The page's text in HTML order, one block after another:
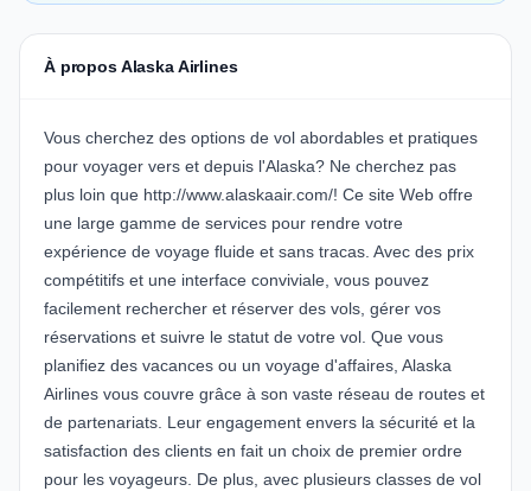
À propos Alaska Airlines
Vous cherchez des options de vol abordables et pratiques
pour voyager vers et depuis l'Alaska? Ne cherchez pas
plus loin que http://www.alaskaair.com/! Ce site Web offre
une large gamme de services pour rendre votre
expérience de voyage fluide et sans tracas. Avec des prix
compétitifs et une interface conviviale, vous pouvez
facilement rechercher et réserver des vols, gérer vos
réservations et suivre le statut de votre vol. Que vous
planifiez des vacances ou un voyage d'affaires, Alaska
Airlines vous couvre grâce à son vaste réseau de routes et
de partenariats. Leur engagement envers la sécurité et la
satisfaction des clients en fait un choix de premier ordre
pour les voyageurs. De plus, avec plusieurs classes de vol